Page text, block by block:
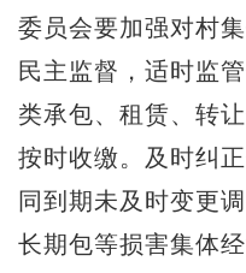
委员会要加强对村
民主监督，适时监
类承包、租赁、转
按时收缴。及时纠
同到期未及时变更
长期包等损害集体